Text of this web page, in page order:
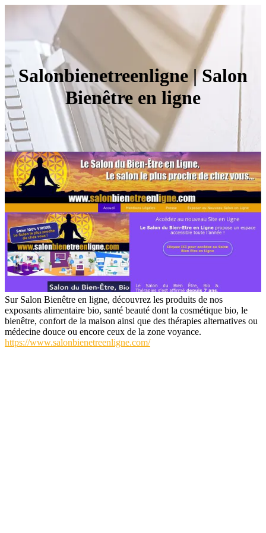
Salonbienetreenligne | Salon
Bienêtre en ligne
Sur Salon Bienêtre en ligne, découvrez les produits de nos
exposants alimentaire bio, santé beauté dont la cosmétique bio, le
bienêtre, confort de la maison ainsi que des thérapies alternatives ou
médecine douce ou encore ceux de la zone voyance.
https://www.salonbienetreenligne.com/